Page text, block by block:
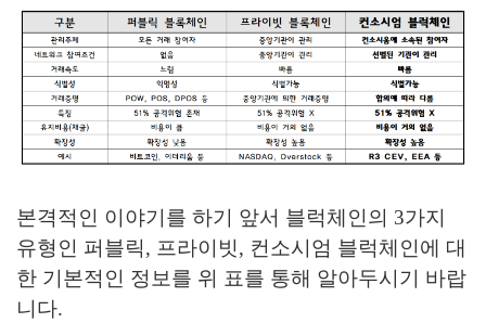
본격적인 이야기를 하기 앞서 블럭체인의 3가지
유형인 퍼블릭, 프라이빗, 컨소시엄 블럭체인에 대
한 기본적인 정보를 위 표를 통해 알아두시기 바랍
니다.